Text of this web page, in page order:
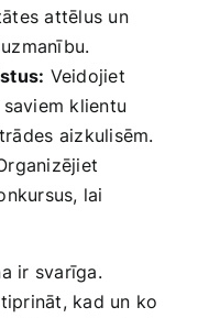
‌attēlus un
Veidojiet
klientu
⁤aizkulisēm.
lai
​ir svarīga.
kad un ko⁤